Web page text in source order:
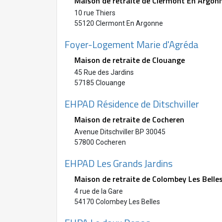
10 rue Thiers
55120 Clermont En Argonne
Foyer-Logement Marie d'Agréda
Maison de retraite de Clouange
45 Rue des Jardins
57185 Clouange
EHPAD Résidence de Ditschviller
Maison de retraite de Cocheren
Avenue Ditschviller BP 30045
57800 Cocheren
EHPAD Les Grands Jardins
Maison de retraite de Colombey Les
4 rue de la Gare
54170 Colombey Les Belles